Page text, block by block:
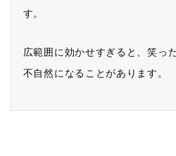
す。
広範囲に効かせすぎると、笑っ
不自然になることがあります。